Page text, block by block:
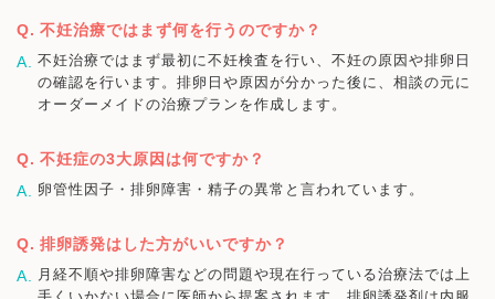
不妊治療ではまず何を行うのですか？
不妊治療ではまず最初に不妊検査を行い、不妊の原因や排卵日
の確認を行います。排卵日や原因が分かった後に、相談の元に
オーダーメイドの治療プランを作成します。
不妊症の3大原因は何ですか？
卵管性因子・排卵障害・精子の異常と言われています。
排卵誘発はした方がいいですか？
月経不順や排卵障害などの問題や現在行っている治療法では上